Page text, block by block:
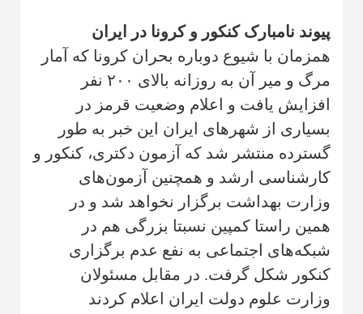
پیوند نامبارک کنکور و کرونا در ایران
همزمان با شیوع دوباره بحران کرونا که آمار
مرگ و میر آن به روزانه بالای ۲۰۰ نفر
افزایش یافت و اعلام وضعیت قرمز در
بسیاری از شهرهای ایران این خبر به طور
گسترده منتشر شد که آزمون دکتری، کنکور و
کارشناسی ارشد و همچنین آزمون‌های
وزارت بهداشت برگزار نخواهد شد و در
همین راستا کمپین نسبتا بزرگی هم در
شبکه‌های اجتماعی به نفع عدم برگزاری
کنکور شکل گرفت. در مقابل مسئولان
وزارت علوم دولت ایران اعلام کردند